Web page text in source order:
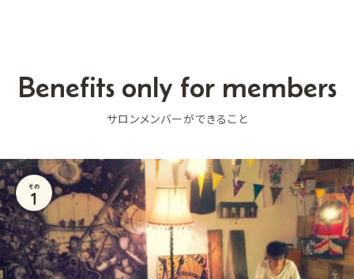
Benefits only for members
サロンメンバーができること